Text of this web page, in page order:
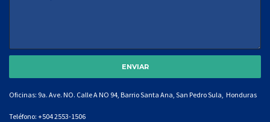
Oficinas: 9a. Ave. NO. Calle A NO 94, Barrio Santa Ana, San Pedro Sula, Honduras
Teléfono: +504 2553-1506